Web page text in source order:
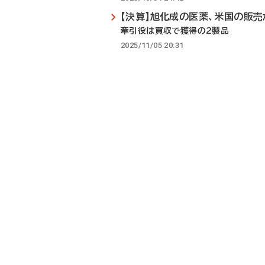
【決算】旭化成の医薬、米国の販
牽引役は買収で獲得の2製品
2025/11/05 20:31